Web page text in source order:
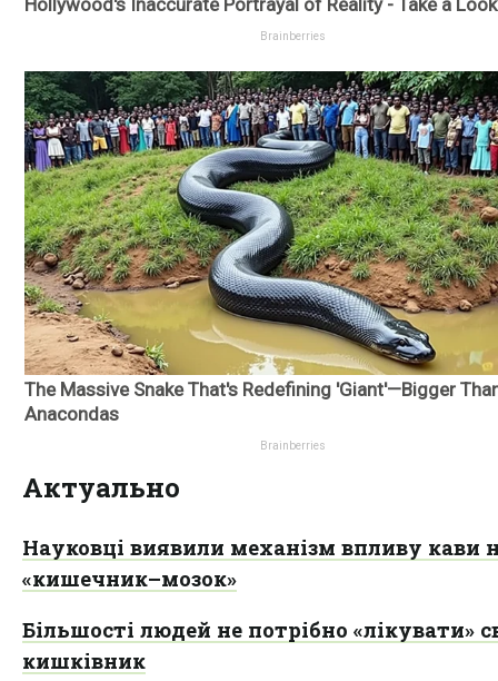
Актуально
Науковці виявили механізм впливу кави
«кишечник–мозок»
Більшості людей не потрібно «лікувати»
кишківник